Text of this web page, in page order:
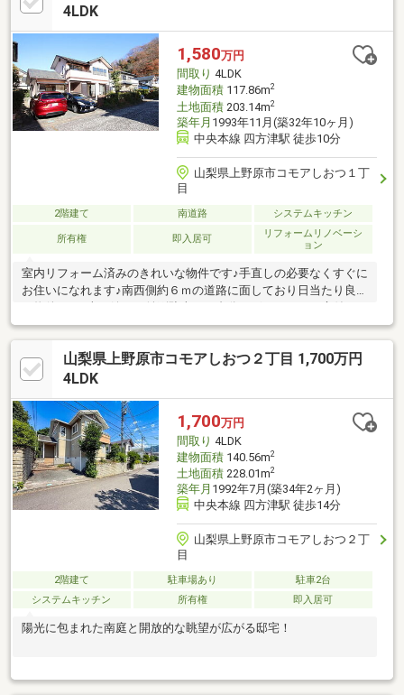
4LDK
1,580万円
間取り 4LDK
建物面積117.86m2
土地面積203.14m2
築年月 1993年11月(築32年10ヶ月)
中央本線 四方津駅 徒歩10分
山梨県上野原市コモアしおつ１丁
目
2階建て 南道路 システムキッチン
所有権 即入居可
リフォームリノベーシ
ョン
室内リフォーム済みのきれいな物件です♪手直しの必要なくすぐに
お住いになれます♪南西側約６ｍの道路に面しており日当たり良好
ガーデニング等最適♪
山梨県上野原市コモアしおつ２丁目 1,700万円
4LDK
1,700万円
間取り 4LDK
建物面積140.56m2
土地面積228.01m2
築年月 1992年7月(築34年2ヶ月)
中央本線 四方津駅 徒歩14分
山梨県上野原市コモアしおつ２丁
目
2階建て 駐車場あり
駐車2台
システムキッチン
所有権 即入居可
陽光に包まれた南庭と開放的な眺望が広がる邸宅！